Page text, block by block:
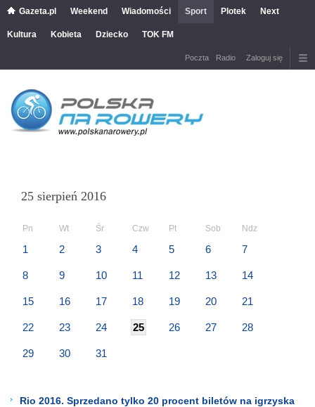
Gazeta.pl Weekend Wiadomości Sport Plotek Next
Kultura Kobieta Dziecko TOK FM
Poczta Radio Zaloguj się
25 sierpień 2016
Pn Wt Śr Czw Pt Sob Ndz
1 2 3 4 5 6 7
8 9 10 11 12 13 14
15 16 17 18 19 20 21
22 23 24 25 26 27 28
29 30 31
Rio 2016. Sprzedano tylko 20 procent biletów na igrzyska